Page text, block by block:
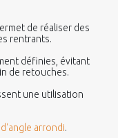
de réaliser des
rentrants.
définies, évitant
de retouches.
une utilisation
arrondi.